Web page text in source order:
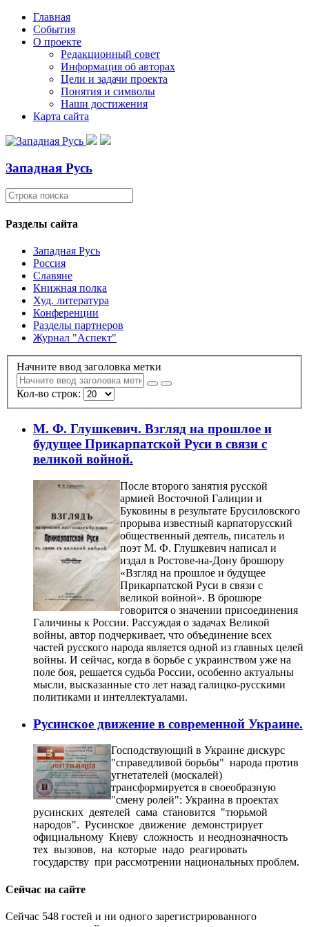
Главная
События
О проекте
Редакционный совет
Информация об авторах
Цели и задачи проекта
Понятия и символы
Наши достижения
Карта сайта
Западная Русь
Разделы сайта
Западная Русь
Россия
Славяне
Книжная полка
Худ. литература
Конференции
Разделы партнеров
Журнал "Аспект"
Начните ввод заголовка метки
Кол-во строк:
М. Ф. Глушкевич. Взгляд на прошлое и
будущее Прикарпатской Руси в связи с
великой войной.
После второго занятия русской
армией Восточной Галиции и
Буковины в результате Брусиловского
прорыва известный карпаторусский
общественный деятель, писатель и
поэт М. Ф. Глушкевич написал и
издал в Ростове-на-Дону брошюру
«Взгляд на прошлое и будущее
Прикарпатской Руси в связи с
великой войной». В брошюре
говорится о значении присоединения
Галичины к России. Рассуждая о задачах Великой
войны, автор подчеркивает, что объединение всех
частей русского народа является одной из главных целей
войны. И сейчас, когда в борьбе с украинством уже на
поле боя, решается судьба России, особенно актуальны
мысли, высказанные сто лет назад галицко-русскими
политиками и интеллектуалами.
Русинское движение в современной Украине.
Господствующий в Украине дискурс
"справедливой борьбы" народа против
угнетателей (москалей)
трансформируется в своеобразную
"смену ролей": Украина в проектах
русинских деятелей сама становится "тюрьмой
народов". Русинское движение демонстрирует
официальному Киеву сложность и неоднозначность
тех вызовов, на которые надо реагировать
государству при рассмотрении национальных проблем.
Сейчас на сайте
Сейчас 548 гостей и ни одного зарегистрированного